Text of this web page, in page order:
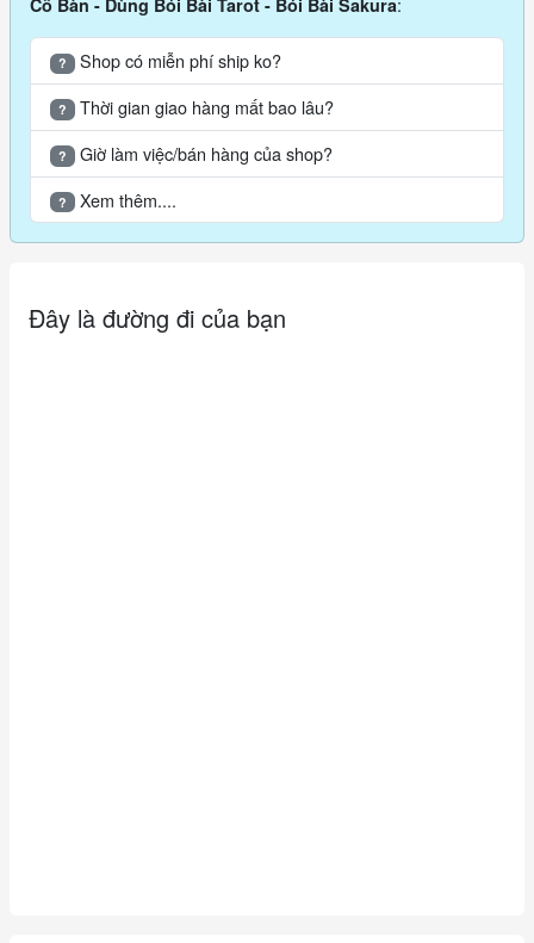
Cổ Bàn - Dùng Bói Bài Tarot - Bói Bài Sakura
? Shop có miễn phí ship ko?
? Thời gian giao hàng mất bao lâu?
? Giờ làm việc/bán hàng của shop?
? Xem thêm....
Đây là đường đi của bạn